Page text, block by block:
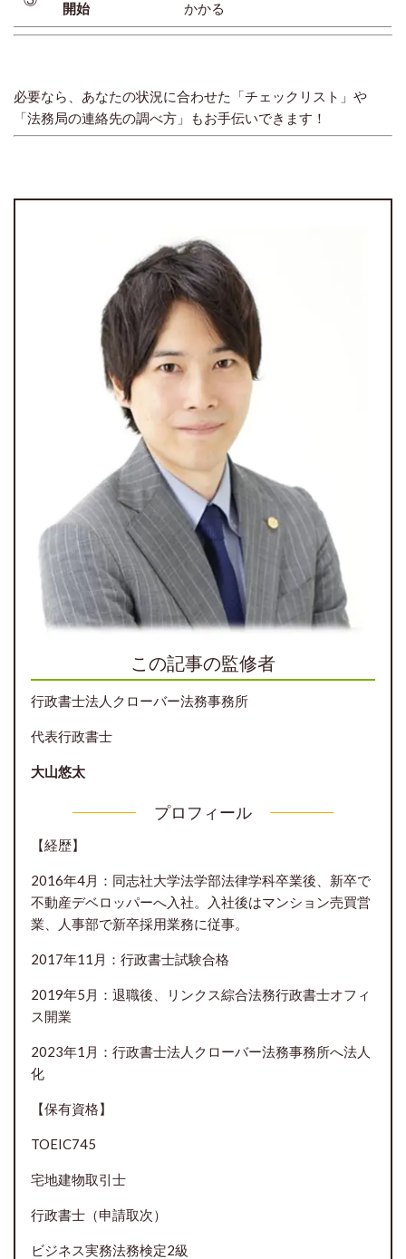
開始 かかる
必要なら、あなたの状況に合わせた「チェックリスト」や
「法務局の連絡先の調べ方」もお手伝いできます！
この記事の監修者
行政書士法人クローバー法務事務所
代表行政書士
大山悠太
プロフィール
【経歴】
2016年4月：同志社大学法学部法律学科卒業後、新卒で
不動産デベロッパーへ入社。入社後はマンション売買営
業、人事部で新卒採用業務に従事。
2017年11月：行政書士試験合格
2019年5月：退職後、リンクス綜合法務行政書士オフィ
ス開業
2023年1月：行政書士法人クローバー法務事務所へ法人
化
【保有資格】
TOEIC745
宅地建物取引士
行政書士（申請取次）
ビジネス実務法務検定2級